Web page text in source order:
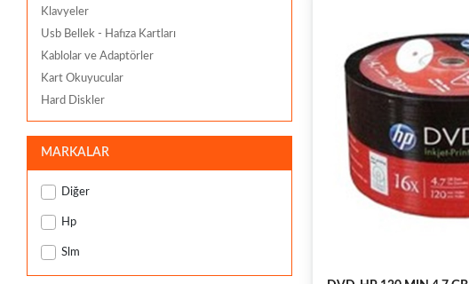
Klavyeler
Usb Bellek - Hafıza Kartları
Kablolar ve Adaptörler
Kart Okuyucular
Hard Diskler
MARKALAR
Diğer
Hp
Slm